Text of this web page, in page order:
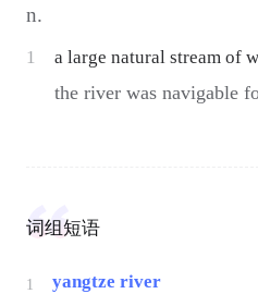
n.
1 a large natural stream of
the river was navigable
词组短语
1
yangtze river